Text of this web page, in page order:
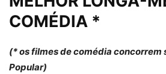
COMÉDIA *
(* os filmes de comédia concorrem
Popular)